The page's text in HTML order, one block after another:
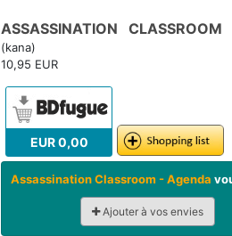
ASSASSINATION
(kana)
10,95 EUR
EUR 0,00
Assassination Classroom - Agenda
Ajouter à vos envies